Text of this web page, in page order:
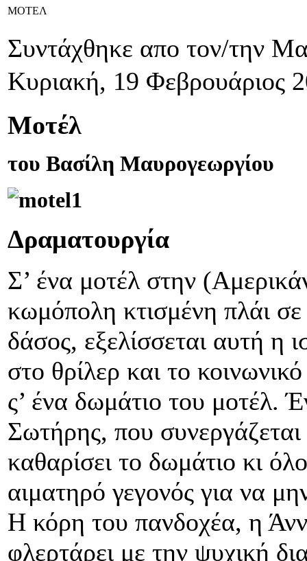
ΜΟΤΕΛ
Συντάχθηκε απο τον/την
Κυριακή, 19 Φεβρουάριος
Μοτέλ
του Βασίλη Μαυρογεωργίου
Δραματουργία
Σ’ ένα μοτέλ στην
κωμόπολη κτισμένη πλάι σε
δάσος, εξελίσσεται αυτή η
στο θρίλερ και το
ς’ ένα δωμάτιο του μοτέλ.
Σωτήρης, που
καθαρίσει το δωμάτιο κι
αιματηρό γεγονός για να
Η κόρη του πανδοχέα, η
φλερτάρει με την ψυχική